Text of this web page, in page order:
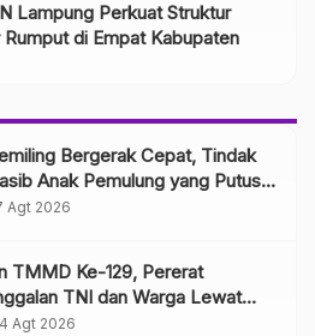
Lampung Perkuat Struktur
Rumput di Empat Kabupaten
Bergerak Cepat, Tindak
Anak Pemulung yang Putus
Agt 2026
TMMD Ke-129, Pererat
TNI dan Warga Lewat
Spiritual
Agt 2026